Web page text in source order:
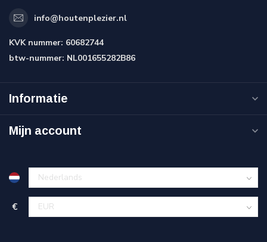
info@houtenplezier.nl
KVK nummer: 60682744
btw-nummer: NL001655282B86
Informatie
Mijn account
€